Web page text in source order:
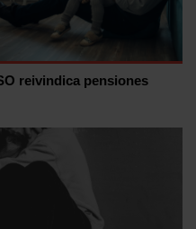
reivindica pensiones